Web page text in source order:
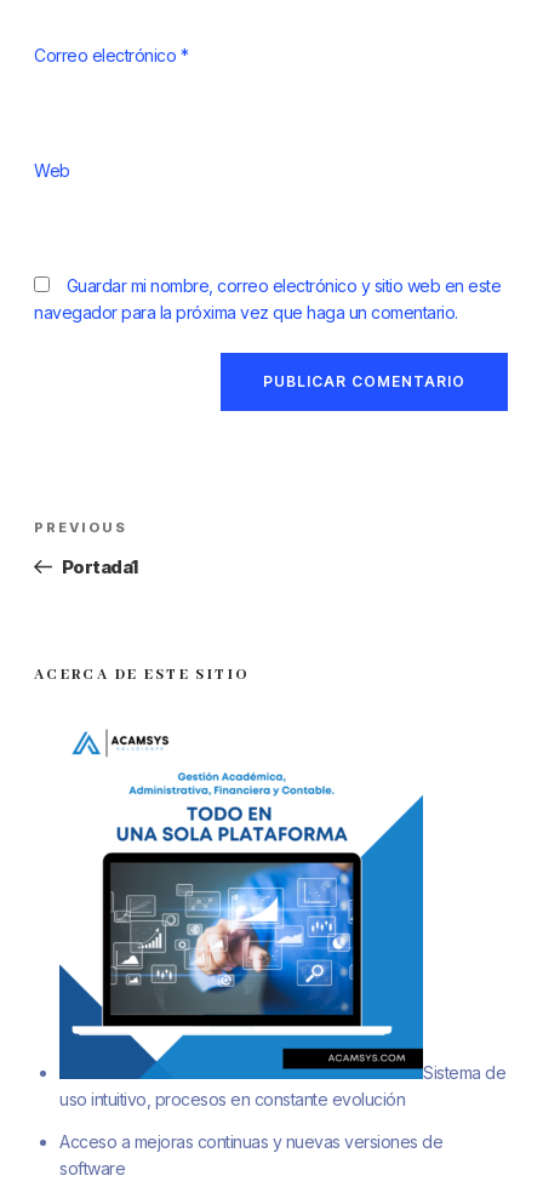
Correo electrónico *
Web
Guardar mi nombre, correo electrónico y sitio web en este
navegador para la próxima vez que haga un comentario.
PREVIOUS
Portada1
ACERCA DE ESTE SITIO
Sistema de
uso intuitivo, procesos en constante evolución
Acceso a mejoras continuas y nuevas versiones de
software